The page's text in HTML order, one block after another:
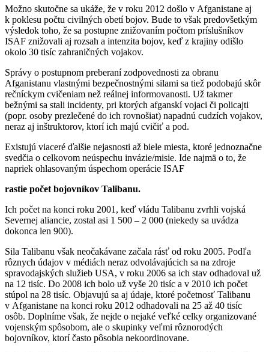
Možno skutočne sa ukáže, že v roku 2012 došlo v Afganistane aj
k poklesu počtu civilných obetí bojov. Bude to však predovšetkým
výsledok toho, že sa postupne znižovaním počtom príslušníkov
ISAF znižovali aj rozsah a intenzita bojov, keď z krajiny odišlo
okolo 30 tisíc zahraničných vojakov.
Správy o postupnom preberaní zodpovednosti za obranu
Afganistanu vlastnými bezpečnostnými silami sa tiež podobajú skôr
rečníckym cvičeniam než reálnej informovanosti. Už takmer
bežnými sa stali incidenty, pri ktorých afganskí vojaci či policajti
(popr. osoby prezlečené do ich rovnošiat) napadnú cudzích vojakov,
neraz aj inštruktorov, ktorí ich majú cvičiť a pod.
Existujú viaceré ďalšie nejasnosti až biele miesta, ktoré jednoznačne
svedčia o celkovom neúspechu invázie/misie. Ide najmä o to, že
napriek ohlasovaným úspechom operácie ISAF
rastie počet bojovníkov Talibanu.
Ich počet na konci roku 2001, keď vládu Talibanu zvrhli vojská
Severnej aliancie, zostal asi 1 500 – 2 000 (niekedy sa uvádza
dokonca len 900).
Sila Talibanu však neočakávane začala rásť od roku 2005. Podľa
rôznych údajov v médiách neraz odvolávajúcich sa na zdroje
spravodajských služieb USA, v roku 2006 sa ich stav odhadoval už
na 12 tisíc. Do 2008 ich bolo už vyše 20 tisíc a v 2010 ich počet
stúpol na 28 tisíc. Objavujú sa aj údaje, ktoré početnosť Talibanu
v Afganistane na konci roku 2012 odhadovali na 25 až 40 tisíc
osôb. Doplníme však, že nejde o nejaké veľké celky organizované
vojenským spôsobom, ale o skupinky veľmi rôznorodých
bojovníkov, ktorí často pôsobia nekoordinovane.